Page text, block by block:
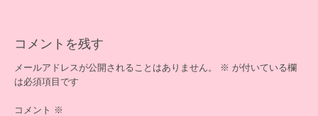
シ
ョ
ン
コメントを残す
メールアドレスが公開されることはありません。 ※ が付いている欄
は必須項目です
コメント ※